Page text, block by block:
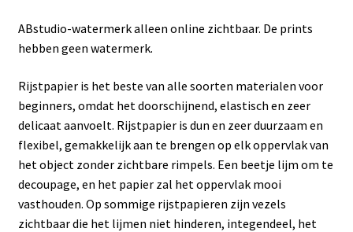
ABstudio-watermerk alleen online zichtbaar. De prints
hebben geen watermerk.
Rijstpapier is het beste van alle soorten materialen voor
beginners, omdat het doorschijnend, elastisch en zeer
delicaat aanvoelt. Rijstpapier is dun en zeer duurzaam en
flexibel, gemakkelijk aan te brengen op elk oppervlak van
het object zonder zichtbare rimpels. Een beetje lijm om te
decoupage, en het papier zal het oppervlak mooi
vasthouden. Op sommige rijstpapieren zijn vezels
zichtbaar die het lijmen niet hinderen, integendeel, het